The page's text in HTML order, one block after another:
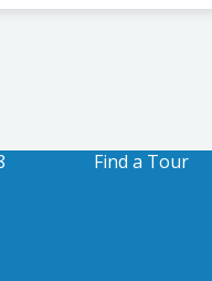
Find a Tour